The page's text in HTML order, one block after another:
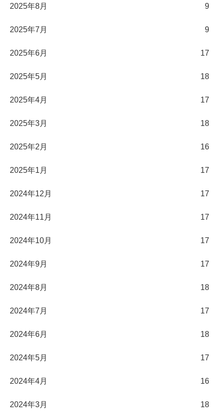
2025年8月 9
2025年7月 9
2025年6月 17
2025年5月 18
2025年4月 17
2025年3月 18
2025年2月 16
2025年1月 17
2024年12月 17
2024年11月 17
2024年10月 17
2024年9月 17
2024年8月 18
2024年7月 17
2024年6月 18
2024年5月 17
2024年4月 16
2024年3月 18